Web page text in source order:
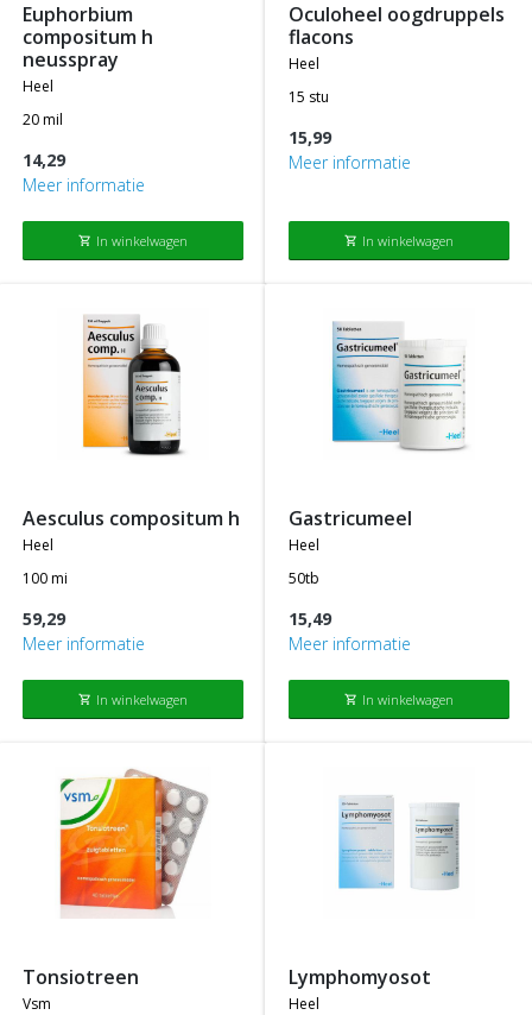
euphorbium
compositum h
neusspray
heel
20 mil
14,29
Meer informatie
shopping_cart In winkelwagen
oculoheel oogdruppels
flacons
heel
15 stu
15,99
Meer informatie
shopping_cart In winkelwagen
aesculus compositum h
heel
100 mi
59,29
Meer informatie
shopping_cart In winkelwagen
gastricumeel
heel
50tb
15,49
Meer informatie
shopping_cart In winkelwagen
tonsiotreen
vsm
lymphomyosot
heel